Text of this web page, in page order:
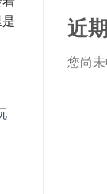
近
您尚未